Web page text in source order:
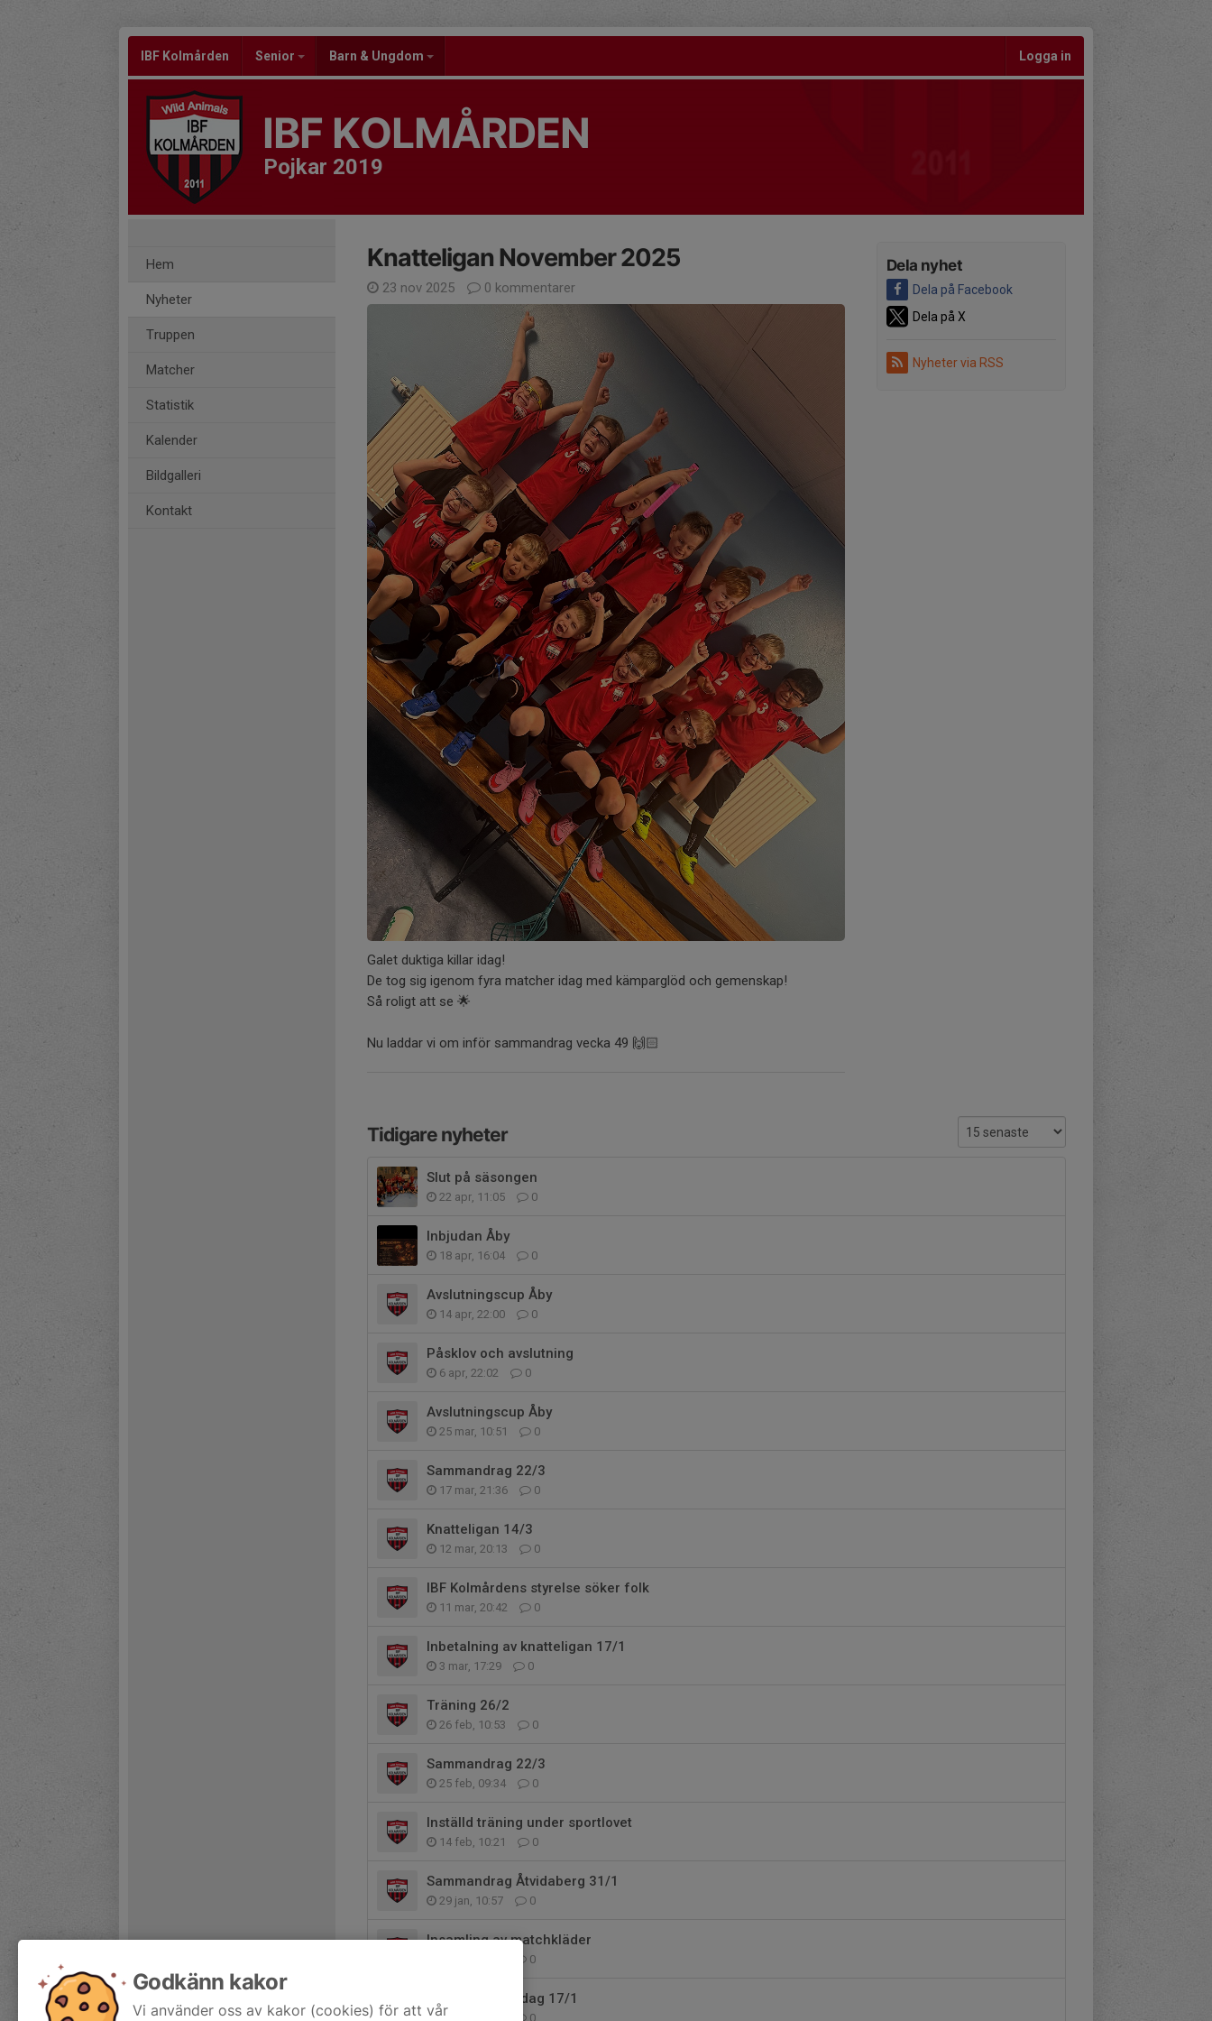
IBF Kolmården Senior Barn & Ungdom Logga in
IBF KOLMÅRDEN
Pojkar 2019
Hem
Nyheter
Truppen
Matcher
Statistik
Kalender
Bildgalleri
Kontakt
Dela nyhet
Dela på Facebook
Dela på X
Nyheter via RSS
Knatteligan November 2025
23 nov 2025 0 kommentarer
Galet duktiga killar idag!
De tog sig igenom fyra matcher idag med kämparglöd och gemenskap!
Så roligt att se 🌟
Nu laddar vi om inför sammandrag vecka 49 🙌🏻
Tidigare nyheter
Slut på säsongen
22 apr, 11:05 0
Inbjudan Åby
18 apr, 16:04 0
Avslutningscup Åby
14 apr, 22:00 0
Påsklov och avslutning
6 apr, 22:02 0
Avslutningscup Åby
25 mar, 10:51 0
Sammandrag 22/3
17 mar, 21:36 0
Knatteligan 14/3
12 mar, 20:13 0
IBF Kolmårdens styrelse söker folk
11 mar, 20:42 0
Inbetalning av knatteligan 17/1
3 mar, 17:29 0
Träning 26/2
26 feb, 10:53 0
Sammandrag 22/3
25 feb, 09:34 0
Inställd träning under sportlovet
14 feb, 10:21 0
Sammandrag Åtvidaberg 31/1
29 jan, 10:57 0
Insamling av matchkläder
0
Knatteligan lördag 17/1
15 jan, 18:31 0
Godkänn kakor
Vi använder oss av kakor (cookies) för att vår